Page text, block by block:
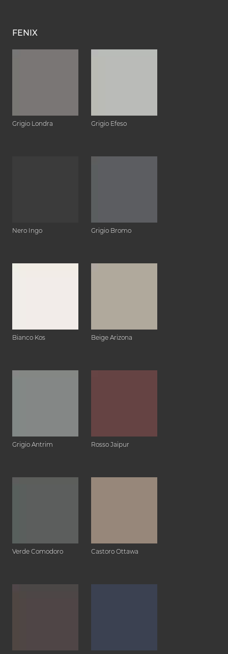
FENIX
Grigio Londra Grigio Efeso
Nero Ingo Grigio Bromo
Bianco Kos Beige Arizona
Grigio Antrim Rosso Jaipur
Verde Comodoro Castoro Ottawa